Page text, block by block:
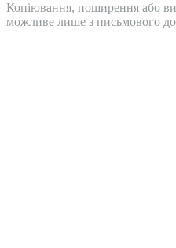
Копіювання, поширення або
можливе лише з письмового